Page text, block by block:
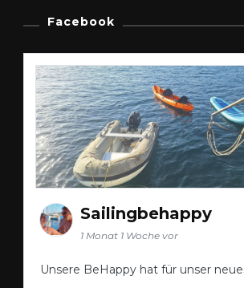
Facebook
Sailingbehappy
1 Monat 1 Woche vor
Unsere BeHappy hat für unser